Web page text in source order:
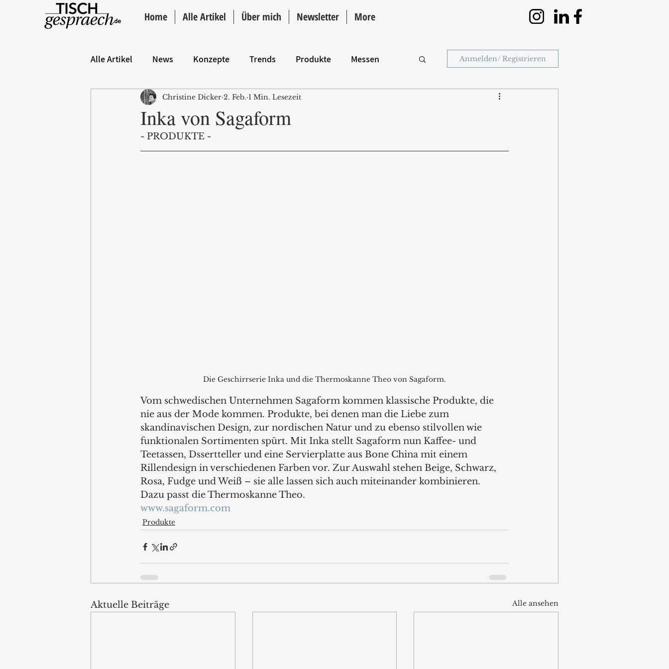
Home Alle Artikel Über mich Newsletter More
Alle Artikel News Konzepte Trends Produkte Messen
Hintergrund ANZEIGE Intro
Anmelden/ Registrieren
Inka von Sagaform
Christine Dicker 2. Feb. 1 Min. Lesezeit
- PRODUKTE -
Die Geschirrserie Inka und die Thermoskanne Theo von Sagaform.
Vom schwedischen Unternehmen Sagaform kommen klassische Produkte, die
nie aus der Mode kommen. Produkte, bei denen man die Liebe zum
skandinavischen Design, zur nordischen Natur und zu ebenso stilvollen wie
funktionalen Sortimenten spürt. Mit Inka stellt Sagaform nun Kaffee- und
Teetassen, Dssertteller und eine Servierplatte aus Bone China mit einem
Rillendesign in verschiedenen Farben vor. Zur Auswahl stehen Beige, Schwarz,
Rosa, Fudge und Weiß – sie alle lassen sich auch miteinander kombinieren.
Dazu passt die Thermoskanne Theo.
www.sagaform.com
Produkte
Aktuelle Beiträge Alle ansehen